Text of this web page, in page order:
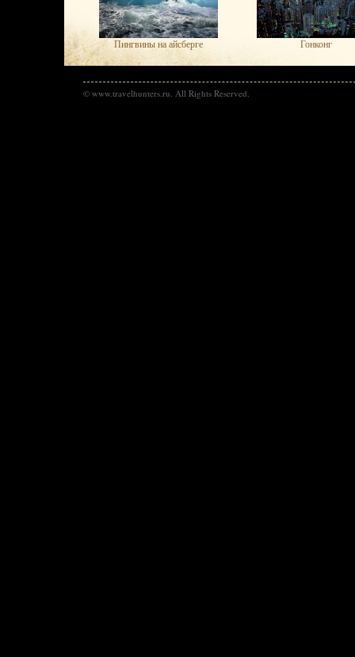
Пингвины на айсберге Гонконг
© www.travelhunters.ru. All Rights Reserved.